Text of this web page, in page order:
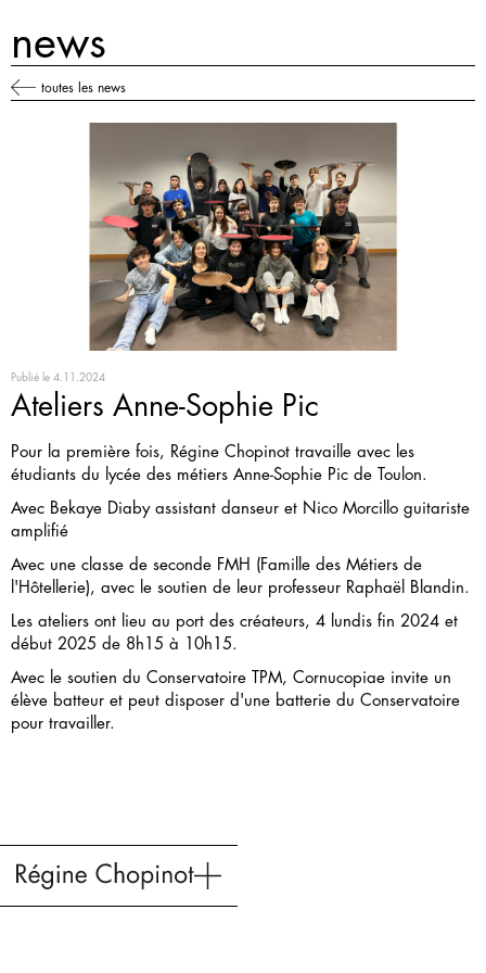
news
toutes les news
Publié le 4.11.2024
Ateliers Anne-Sophie Pic
Pour la première fois, Régine Chopinot travaille avec les
étudiants du lycée des métiers Anne-Sophie Pic de Toulon.
Avec Bekaye Diaby assistant danseur et Nico Morcillo guitariste
amplifié
Avec une classe de seconde FMH (Famille des Métiers de
l'Hôtellerie), avec le soutien de leur professeur Raphaël Blandin.
Les ateliers ont lieu au port des créateurs, 4 lundis fin 2024 et
début 2025 de 8h15 à 10h15.
Avec le soutien du Conservatoire TPM, Cornucopiae invite un
élève batteur et peut disposer d'une batterie du Conservatoire
pour travailler.